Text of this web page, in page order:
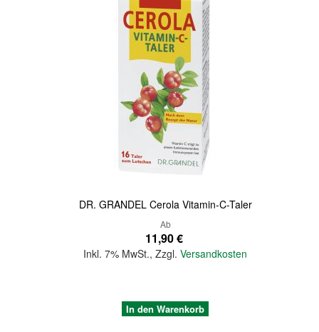
DR. GRANDEL Cerola Vitamin-C-Taler
Ab
11,90 €
Inkl. 7% MwSt.,Zzgl.Versandkosten
In den Warenkorb